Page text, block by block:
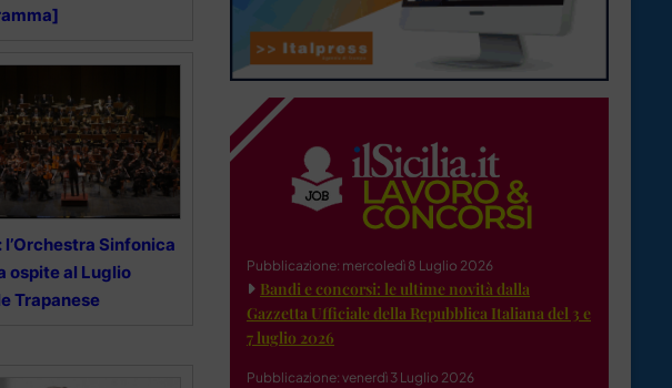
l’Orchestra Sinfonica
ospite al Luglio
Trapanese
Pubblicazione: mercoledì 8 Luglio 2026
Bandi e concorsi: le ultime novità dalla
Gazzetta Ufficiale della Repubblica Italiana del 3 e
7 luglio 2026
Pubblicazione: venerdì 3 Luglio 2026